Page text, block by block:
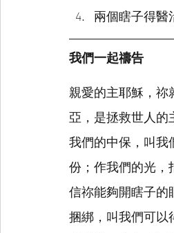
兩個瞎子得醫
我們一起禱告
親愛的主耶穌，祢
亞，是拯救世人的
我們的中保，叫我
份；作我們的光，
信祢能夠開瞎子的
捆綁，叫我們可以